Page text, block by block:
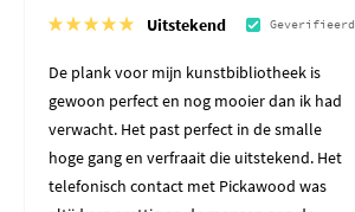
Uitstekend Geverifieerd
De plank voor mijn kunstbibliotheek is
gewoon perfect en nog mooier dan ik had
verwacht. Het past perfect in de smalle
hoge gang en verfraait die uitstekend. Het
telefonisch contact met Pickawood was